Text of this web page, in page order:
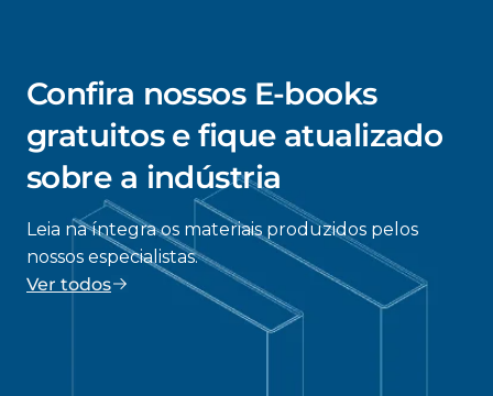
Confira nossos E-books
gratuitos e fique atualizado
sobre a indústria
Leia na íntegra os materiais produzidos pelos
nossos especialistas.
Ver todos